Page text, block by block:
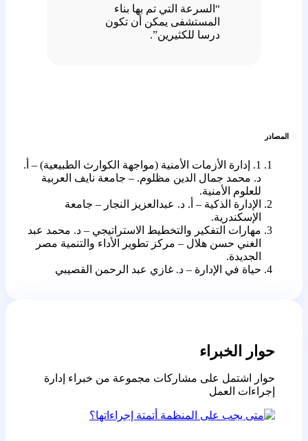
“السرعة التي تم بها بناء
المستشفى يمكن أن تكون
درسا للكثيرين”.
المصادر
1. إدارة الأزمات الأمنية (مواجهة الكوارث الطبيعية) – أ.
د. محمد جمال الدين مظلوم. – جامعة نايف العربية
للعلوم الأمنية.
الإدارة الذكية – أ. د. عبدالعزيز النجار – جامعة
الإسكندرية.
مهارات التفكير والتخطيط الاستراتيجي – د. محمد عبد
الغني حسن هلال – مركز تطوير الأداء والتنمية مصر
الجديدة.
حياة في الإدارة – د. غازي عبد الرحمن القصيبي
حوار الخبراء
حوار اشتمل على مشاركات مجموعة من خبراء إدارة
إجراءات العمل